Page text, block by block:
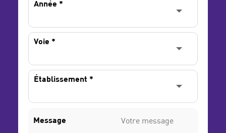
Année *
Voie *
Établissement *
Message